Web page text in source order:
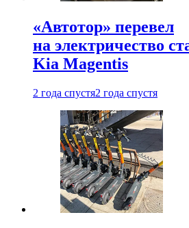
«Автотор» перевел
на электричество
Kia Magentis
2 года спустя2 года спустя